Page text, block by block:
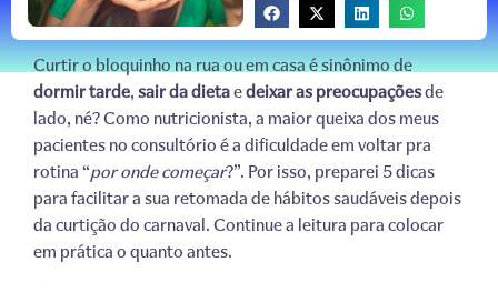
Curtir o bloquinho na rua ou em casa é sinônimo de
dormir tarde,sair da dietaedeixar as preocupaçõesde
lado, né? Como nutricionista, a maior queixa dos meus
pacientes no consultório é a dificuldade em voltar pra
rotina “por onde começar?”. Por isso, preparei 5 dicas
para facilitar a sua retomada de hábitos saudáveis depois
da curtição do carnaval. Continue a leitura para colocar
em prática o quanto antes.